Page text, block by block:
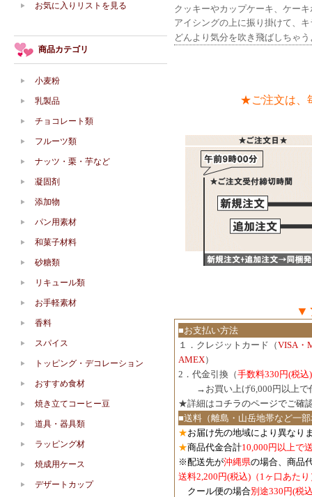
クッキーやカップケーキ、ケー
アイシングの上に振り掛けて、
どんより気分を吹き飛ばしちゃ
★ご注文は、
▼
■お支払い方法
１．クレジットカード（VISA・
AMEX）
2．代金引換（手数料330円(税込)
→お買い上げ6,000円以上で
★詳細は コチラのページでご確
■送料（離島・山岳地帯など一
★お届け先の地域により異なり
★商品代金合計10,000円以上で
※配送先が沖縄県の場合、商品
送料2,200円(税込)（1ヶ口あたり
クール便の場合別途330円(税
お気に入りリストを見る
商品カテゴリ
小麦粉
乳製品
チョコレート類
フルーツ類
ナッツ・栗・芋など
凝固剤
添加物
パン用素材
和菓子材料
砂糖類
リキュール類
お手軽素材
香料
スパイス
トッピング・デコレーション
おすすめ食材
焼き立てコーヒー豆
道具・器具類
ラッピング材
焼成用ケース
デザートカップ